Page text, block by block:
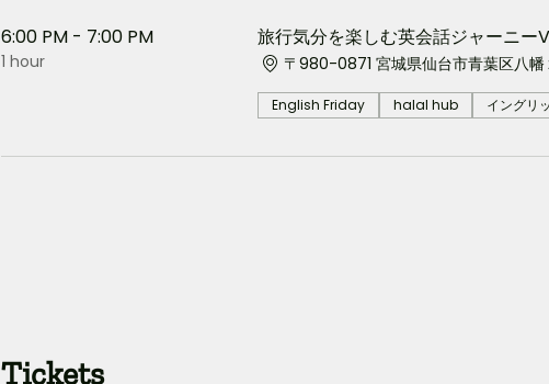
6:00 PM - 7:00 PM
1 hour
旅行気分を楽しむ英会話ジャーニー
〒980-0871 宮城県仙台市青葉区八幡
English Friday halal hub イングリ
Tickets